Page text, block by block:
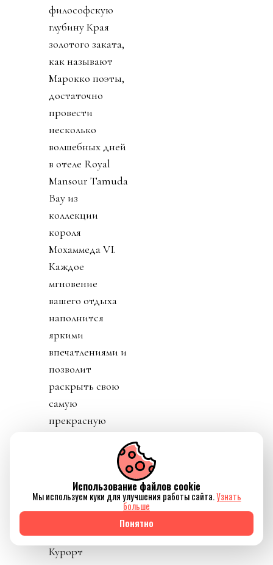
философскую
глубину Края
золотого заката,
как называют
Марокко поэты,
достаточно
провести
несколько
волшебных дней
в отеле Royal
Mansour Tamuda
Bay из
коллекции
короля
Мохаммеда VI.
Каждое
мгновение
вашего отдыха
наполнится
яркими
впечатлениями и
позволит
раскрыть свою
самую
прекрасную
Источник изображения
Royal Mansour Tamuda
Курорт
Использование файлов cookie
Мы используем куки для улучшения работы сайта.Узнать
больше
Понятно